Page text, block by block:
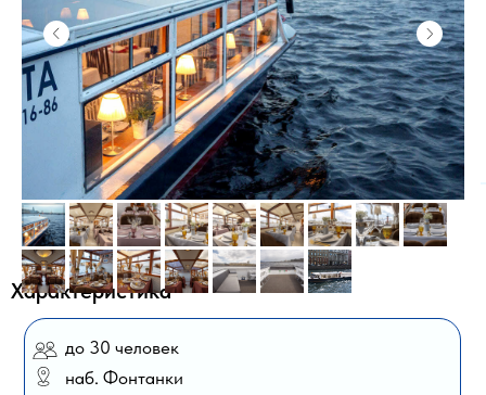
Характеристика
до 30 человек
наб. Фонтанки